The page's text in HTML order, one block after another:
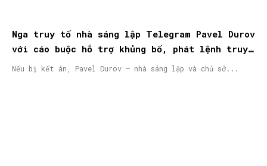
Nga truy tố nhà sáng lập Telegram Pavel Durov
với cáo buộc hỗ trợ khủng bố, phát lệnh truy
nã quốc tế
Nếu bị kết án, Pavel Durov – nhà sáng lập và chủ sở...